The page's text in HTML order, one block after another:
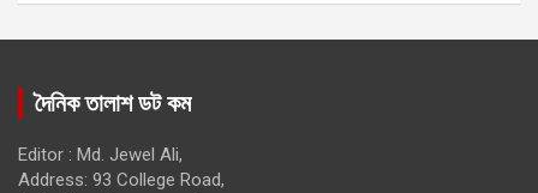
দৈনিক তালাশ ডট কম
Editor : Md. Jewel Ali,
Address: 93 College Road,